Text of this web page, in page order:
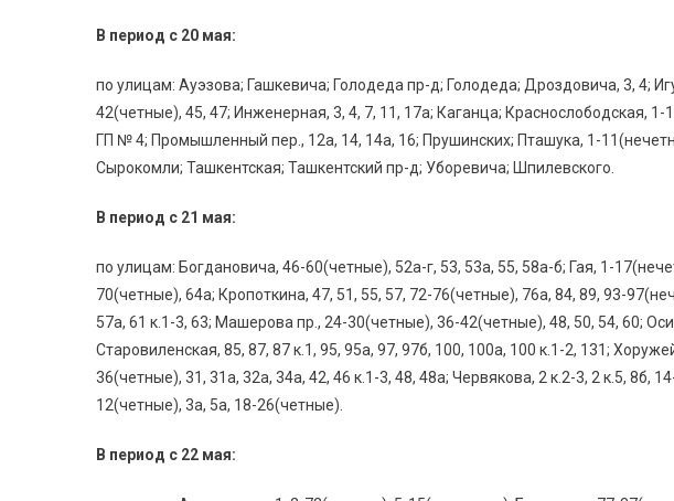
В период с 20 мая:
по улицам: Ауэзова; Гашкевича; Голодеда пр-д; Голодеда; Дроздовича, 3, 4;
42(четные), 45, 47; Инженерная, 3, 4, 7, 11, 17а; Каганца; Краснослободская,
ГП № 4; Промышленный пер., 12а, 14, 14а, 16; Прушинских; Пташука, 1-
Сырокомли; Ташкентская; Ташкентский пр-д; Уборевича; Шпилевского.
В период с 21 мая:
по улицам: Богдановича, 46-60(четные), 52а-г, 53, 53а, 55, 58а-б; Гая, 1-
70(четные), 64а; Кропоткина, 47, 51, 55, 57, 72-76(четные), 76а, 84, 89, 93-
57а, 61 к.1-3, 63; Машерова пр., 24-30(четные), 36-42(четные), 48, 50, 54, 60;
Старовиленская, 85, 87, 87 к.1, 95, 95а, 97, 97б, 100, 100а, 100 к.1-2, 131;
36(четные), 31, 31а, 32а, 34а, 42, 46 к.1-3, 48, 48а; Червякова, 2 к.2-3, 2 к.5, 8б,
12(четные), 3а, 5а, 18-26(четные).
В период с 22 мая: